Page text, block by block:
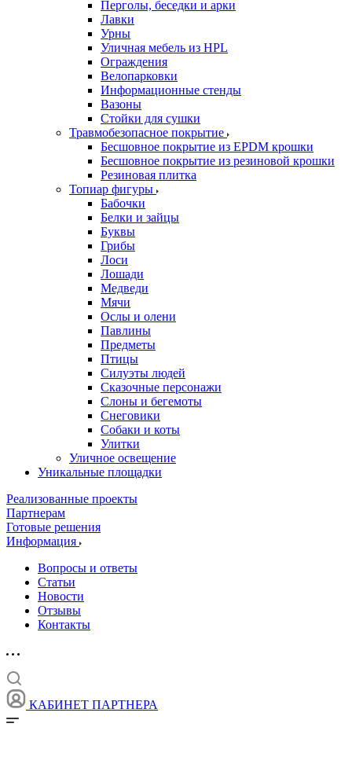
Перголы, беседки и арки
Лавки
Урны
Уличная мебель из HPL
Ограждения
Велопарковки
Информационные стенды
Вазоны
Стойки для сушки
Травмобезопасное покрытие
Бесшовное покрытие из EPDM крошки
Бесшовное покрытие из резиновой крошки
Резиновая плитка
Топиар фигуры
Бабочки
Белки и зайцы
Буквы
Грибы
Лоси
Лошади
Медведи
Мячи
Ослы и олени
Павлины
Предметы
Птицы
Силуэты людей
Сказочные персонажи
Слоны и бегемоты
Снеговики
Собаки и коты
Улитки
Уличное освещение
Уникальные площадки
Реализованные проекты
Партнерам
Готовые решения
Информация
Вопросы и ответы
Статьи
Новости
Отзывы
Контакты
КАБИНЕТ ПАРТНЕРА